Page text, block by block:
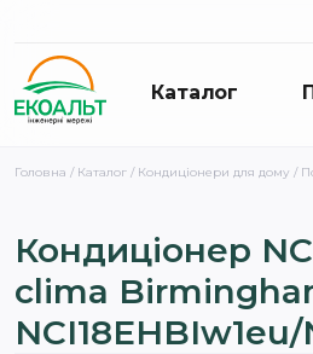
Каталог
Головна / Каталог / Кондиціонери для дому /
Кондиціонер NC
clima